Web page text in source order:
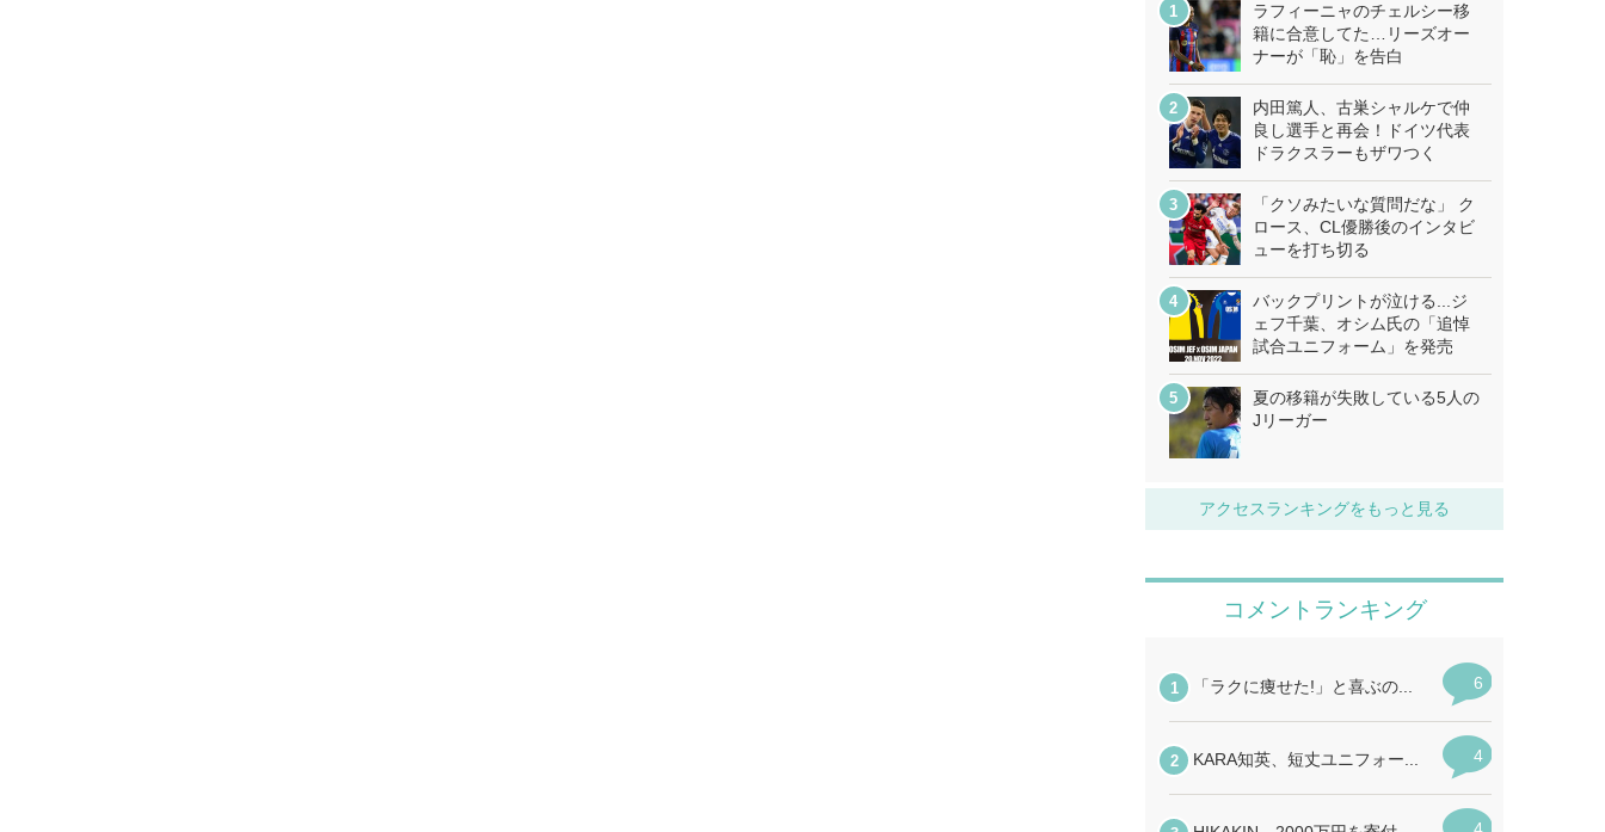
ラフィーニャのチェルシー移
籍に合意してた…リーズオー
ナーが「恥」を告白
内田篤人、古巣シャルケで仲
良し選手と再会！ドイツ代表
ドラクスラーもザワつく
「クソみたいな質問だな」 ク
ロース、CL優勝後のインタビ
ューを打ち切る
バックプリントが泣ける...ジ
ェフ千葉、オシム氏の「追悼
試合ユニフォーム」を発売
夏の移籍が失敗している5人の
Jリーガー
アクセスランキングをもっと見る